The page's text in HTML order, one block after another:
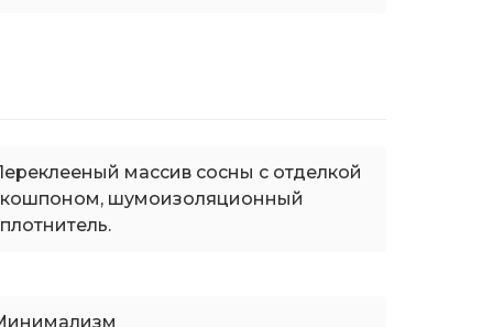
массив сосны с отделкой
шумоизоляционный